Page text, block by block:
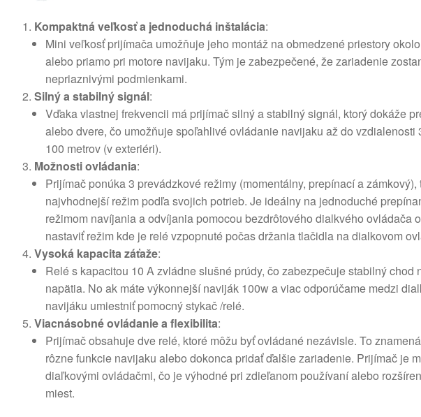
Kompaktná veľkosť a jednoduchá inštalácia:
Mini veľkosť prijímača umožňuje jeho montáž na obmedzené priestory
alebo priamo pri motore navijaku. Tým je zabezpečené, že zariadenie
nepriaznivými podmienkami.
Silný a stabilný signál:
Vďaka vlastnej frekvencii má prijímač silný a stabilný signál, ktorý dokáže
alebo dvere, čo umožňuje spoľahlivé ovládanie navijaku až do vzdialenosti
100 metrov (v exteriéri).
Možnosti ovládania:
Prijímač ponúka 3 prevádzkové režimy (momentálny, prepínací a
najvhodnejší režim podľa svojich potrieb. Je ideálny na jednoduché
režimom navíjania a odvíjania pomocou bezdrôtového dialkvého ovládača
nastaviť režim kde je relé vzpopnuté počas držania tlačidla na dialkovom
Vysoká kapacita záťaže:
Relé s kapacitou 10 A zvládne slušné prúdy, čo zabezpečuje stabilný chod
napätia. No ak máte výkonnejší naviják 100w a viac odporúčame medzi
navijáku umiestniť pomocný stykač /relé.
Viacnásobné ovládanie a flexibilita:
Prijímač obsahuje dve relé, ktoré môžu byť ovládané nezávisle. To
rôzne funkcie navijaku alebo dokonca pridať ďalšie zariadenie. Prijímač je
diaľkovými ovládačmi, čo je výhodné pri zdieľanom používaní alebo
miest.